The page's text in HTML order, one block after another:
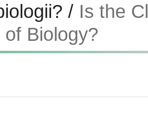
/ Is the
Biology?